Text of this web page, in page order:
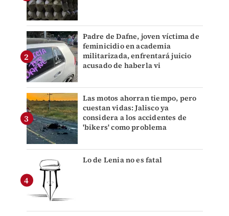
Padre de Dafne, joven víctima de
feminicidio en academia
militarizada, enfrentará juicio
acusado de haberla vi
Las motos ahorran tiempo, pero
cuestan vidas: Jalisco ya
considera a los accidentes de
'bikers' como problema
Lo de Lenia no es fatal